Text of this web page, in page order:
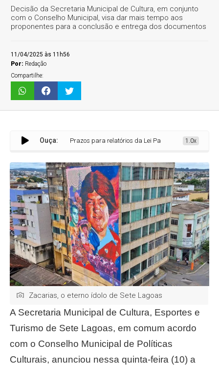
Decisão da Secretaria Municipal de Cultura, em conjunto
com o Conselho Municipal, visa dar mais tempo aos
proponentes para a conclusão e entrega dos documentos
11/04/2025 às 11h56
Por: Redação
Compartilhe:
Ouça:
Prazos para relatórios da Lei Paulo Gustavo e Aldir Blanc são
1.0x
Zacarias, o eterno ídolo de Sete Lagoas
A Secretaria Municipal de Cultura, Esportes e
Turismo de Sete Lagoas, em comum acordo
com o Conselho Municipal de Políticas
Culturais, anunciou nessa quinta-feira (10) a